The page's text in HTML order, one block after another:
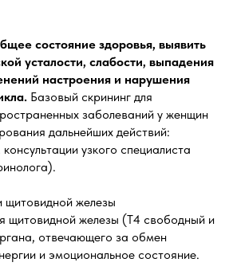
состояние здоровья, выявить
усталости, слабости, выпадения
настроения и нарушения
Базовый скрининг для
заболеваний у женщин
дальнейших действий:
узкого специалиста
щитовидной железы
щитовидной железы (Т4 свободный и
отвечающего за обмен
и эмоциональное состояние.